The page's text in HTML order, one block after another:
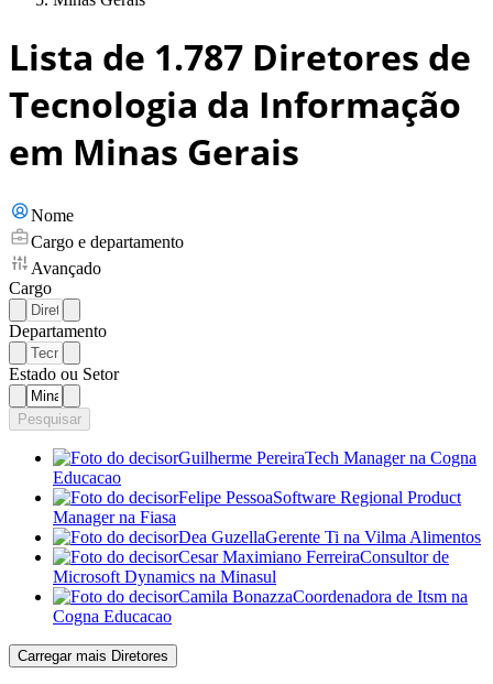
Lista de 1.787 Diretores de
Tecnologia da Informação
em Minas Gerais
Nome
Cargo e departamento
Avançado
Cargo
Departamento
Estado ou Setor
Pesquisar
Guilherme PereiraTech Managerna Cogna
Educacao
Felipe PessoaSoftware Regional Product
Managerna Fiasa
Dea GuzellaGerente Ti na Vilma Alimentos
Cesar Maximiano FerreiraConsultor de
Microsoft Dynamics na Minasul
Camila BonazzaCoordenadora de Itsm na
Cogna Educacao
Carregar mais Diretores